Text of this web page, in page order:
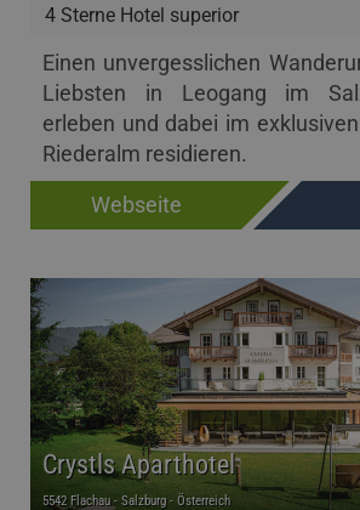
4 Sterne Hotel superior
Einen unvergesslichen
Liebsten in Leogang im
erleben und dabei im
Riederalm residieren.
Webseite
Crystls Aparthotel
5542 Flachau - Salzburg - Österreich